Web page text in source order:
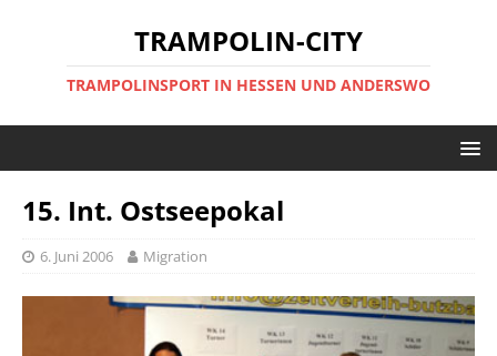
TRAMPOLIN-CITY
TRAMPOLINSPORT IN HESSEN UND ANDERSWO
15. Int. Ostseepokal
6. Juni 2006 Migration